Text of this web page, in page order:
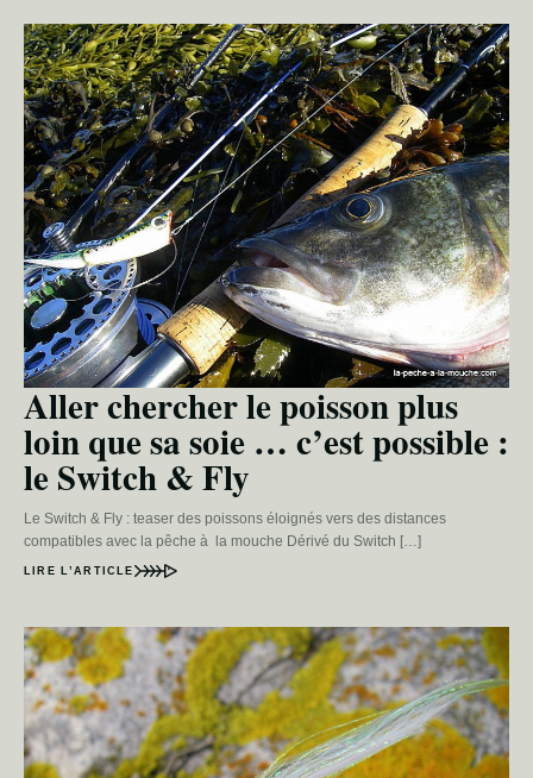
Aller chercher le poisson plus
loin que sa soie … c’est possible :
le Switch & Fly
Le Switch & Fly : teaser des poissons éloignés vers des distances
compatibles avec la pêche à la mouche Dérivé du Switch […]
LIRE L’ARTICLE